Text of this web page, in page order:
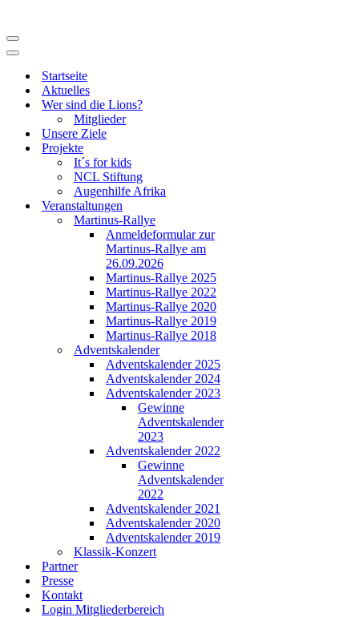
Navigationsmenü
Navigationsmenü
Startseite
Aktuelles
Wer sind die Lions?
Mitglieder
Unsere Ziele
Projekte
It´s for kids
NCL Stiftung
Augenhilfe Afrika
Veranstaltungen
Martinus-Rallye
Anmeldeformular zur
Martinus-Rallye am
26.09.2026
Martinus-Rallye 2025
Martinus-Rallye 2022
Martinus-Rallye 2020
Martinus-Rallye 2019
Martinus-Rallye 2018
Adventskalender
Adventskalender 2025
Adventskalender 2024
Adventskalender 2023
Gewinne
Adventskalender
2023
Adventskalender 2022
Gewinne
Adventskalender
2022
Adventskalender 2021
Adventskalender 2020
Adventskalender 2019
Klassik-Konzert
Partner
Presse
Kontakt
Login Mitgliederbereich